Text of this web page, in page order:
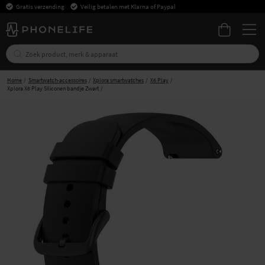
Gratis verzending Veilig betalen met Klarna of Paypal
Home Smartwatch-accessoires Xplora smartwatches
X6 Play
Xplora X6 Play Siliconen bandje Zwart